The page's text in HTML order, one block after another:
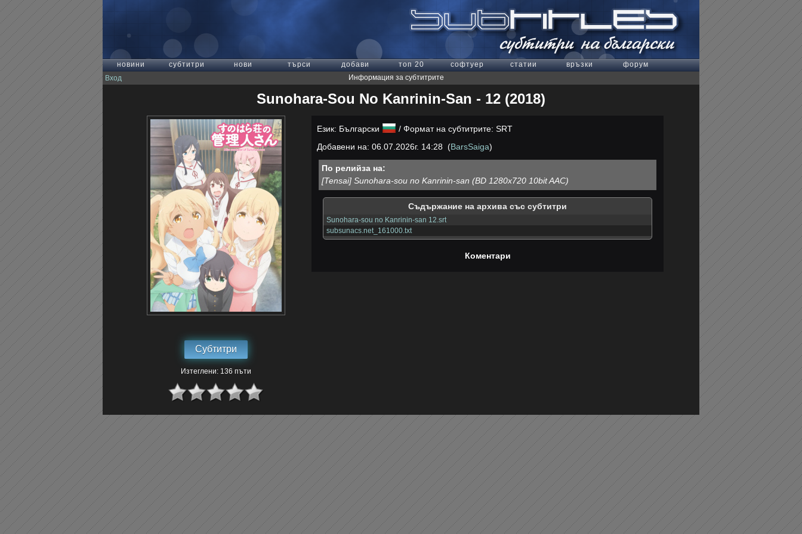
новини субтитри нови търси добави топ 20 софтуер статии връзки
форум
Вход
Информация за субтитрите
Sunohara-Sou No Kanrinin-San - 12 (2018)
Субтитри
Изтеглени: 136 пъти
Език: Български
/ Формат на субтитрите: SRT
Добавени на: 06.07.2026г. 14:28 (BarsSaiga)
По релийза на:
[Tensai] Sunohara-sou no Kanrinin-san (BD 1280x720 10bit AAC)
Съдържание на архива със субтитри
Sunohara-sou no Kanrinin-san 12.srt
subsunacs.net_161000.txt
Коментари